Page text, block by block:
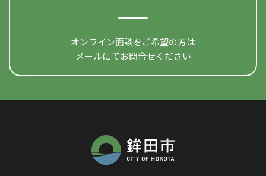
オンライン面談をご希望の方は
メールにてお問合せください